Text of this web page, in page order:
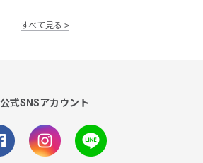
すべて見る
公式SNSアカウント